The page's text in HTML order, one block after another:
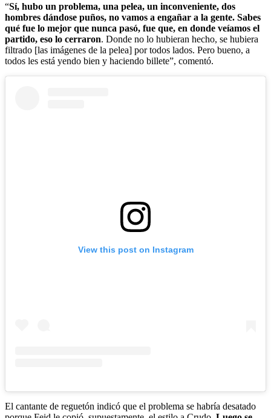
“Sí, hubo un problema, una pelea, un inconveniente, dos
hombres dándose puños, no vamos a engañar a la gente. Sabes
qué fue lo mejor que nunca pasó, fue que, en donde veíamos el
partido, eso lo cerraron. Donde no lo hubieran hecho, se hubiera
filtrado [las imágenes de la pelea] por todos lados. Pero bueno, a
todos les está yendo bien y haciendo billete”, comentó.
View this post on Instagram
El cantante de reguetón indicó que el problema se habría desatado